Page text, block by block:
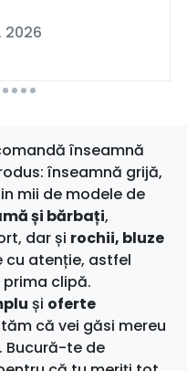
2026
înseamnă
înseamnă grijă,
mii de modele de
și bărbați,
dar și rochii, bluze
cu atenție, astfel
clipă.
și oferte
că vei găsi mereu
Bucură-te de